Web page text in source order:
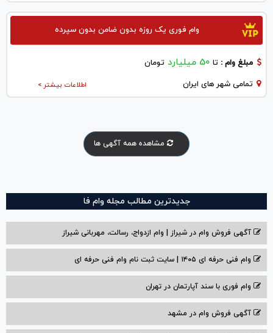
وام فوری یک روزه بدون ضامن بدون سپرده
مبلغ وام : تا 50 میلیارد تومان
اطلاعات بیشتر > تمامی شهر های ایران
مشاهده همه آگهی ها
جدیدترین مطالب مجله وام فا
آگهی فروش وام در شیراز | وام ازدواج، رسالت، مهربانی شیراز
وام فنی حرفه ای ۱۴۰۵ | سایت ثبت نام وام فنی حرفه ای
وام فوری با سند آپارتمان در تهران
آگهی فروش وام در مشهد